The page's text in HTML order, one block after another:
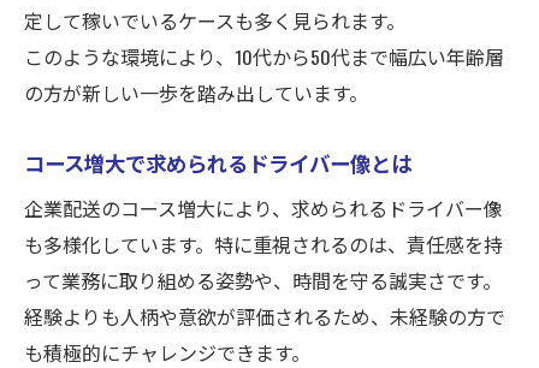
定して稼いでいるケースも多く見られます。
このような環境により、10代から50代まで幅広い年齢層
の方が新しい一歩を踏み出しています。
コース増大で求められるドライバー像とは
企業配送のコース増大により、求められるドライバー像
も多様化しています。特に重視されるのは、責任感を持
って業務に取り組める姿勢や、時間を守る誠実さです。
経験よりも人柄や意欲が評価されるため、未経験の方で
も積極的にチャレンジできます。